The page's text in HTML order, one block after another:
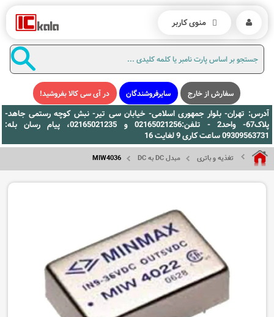
سفارش از خارج سایرفروشندگان در آی سی کالا بفروشید!
آدرس: تهران- بلوار جمهوری اسلامی- خیابان سی تیر- نبش کوچه رستمی جاهد-
پلاک67- واحد2 - تلفن:02165021256 و 02165021235، پیام رسان بله:
09309563731 ساعت کاری 9 لغایت 16
تغذیه و باتری مبدل DC به DC MIW4036
منوی کاربر